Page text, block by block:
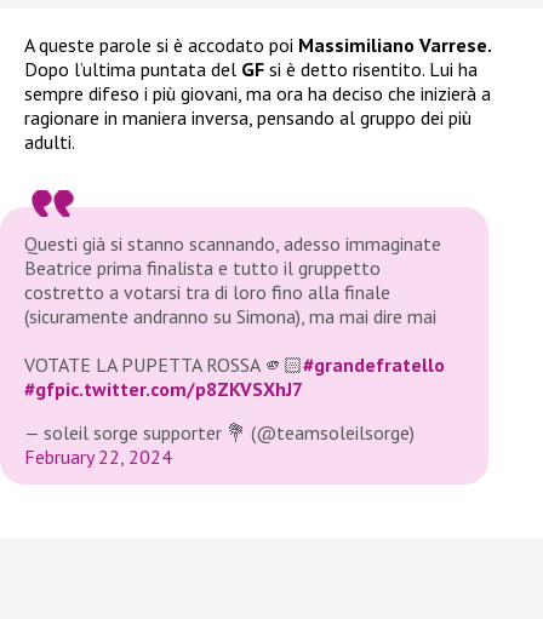
A queste parole si è accodato poi Massimiliano Varrese.
Dopo l’ultima puntata del GF si è detto risentito. Lui ha
sempre difeso i più giovani, ma ora ha deciso che inizierà a
ragionare in maniera inversa, pensando al gruppo dei più
adulti.
Questi già si stanno scannando, adesso immaginate
Beatrice prima finalista e tutto il gruppetto
costretto a votarsi tra di loro fino alla finale
(sicuramente andranno su Simona), ma mai dire mai
VOTATE LA PUPETTA ROSSA 🫵🏻#grandefratello
#gfpic.twitter.com/p8ZKVSXhJ7
— soleil sorge supporter 💐 (@teamsoleilsorge)
February 22, 2024